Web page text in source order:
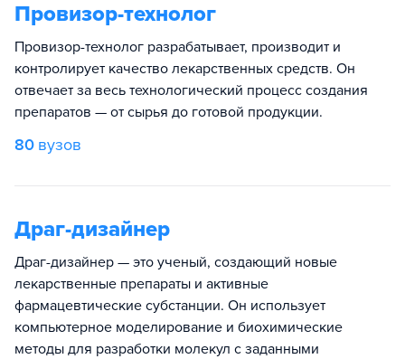
Провизор-технолог
Провизор-технолог разрабатывает, производит и
контролирует качество лекарственных средств. Он
отвечает за весь технологический процесс создания
препаратов — от сырья до готовой продукции.
80 вузов
Драг-дизайнер
Драг-дизайнер — это ученый, создающий новые
лекарственные препараты и активные
фармацевтические субстанции. Он использует
компьютерное моделирование и биохимические
методы для разработки молекул с заданными